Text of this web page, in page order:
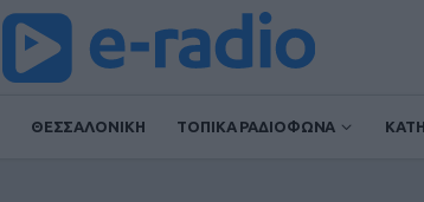
ΘΕΣΣΑΛΟΝΙΚΗ ΤΟΠΙΚΑ ΡΑΔΙΟΦΩΝΑ